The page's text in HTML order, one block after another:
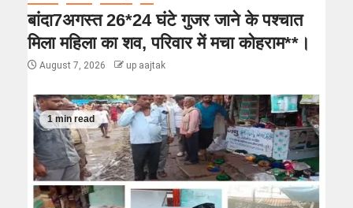
बांदा7अगस्त 26*24 घंटे गुजर जाने के पश्चात
मिला महिला का शव, परिवार में मचा कोहराम**।
August 7, 2026 up aajtak
1 min read